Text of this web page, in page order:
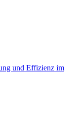
und Effizienz im